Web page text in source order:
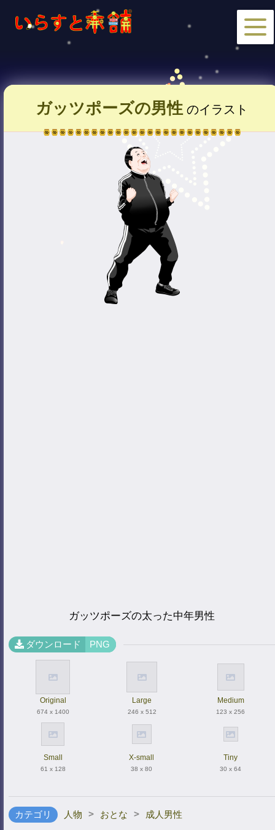
ガッツポーズの男性 のイラスト
ガッツポーズの太った中年男性
ダウンロード PNG
Original
674 x 1400
Large
246 x 512
Medium
123 x 256
Small
61 x 128
X-small
38 x 80
Tiny
30 x 64
カテゴリ 人物 > おとな > 成人男性